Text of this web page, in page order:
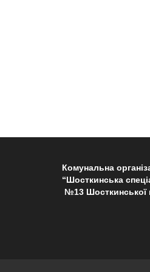
Комунальна
“Шосткинська
№13 Шосткинської